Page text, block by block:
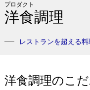
プロダクト
洋食調理
レストランを超える
洋食調理のこだ